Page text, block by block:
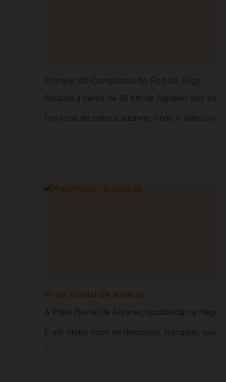
Parque de Campismo de Foz de Alge
Situado a cerca de 10 Km de Figueiró dos
Um local de beleza sublime, onde o silêncio
Praia Fluvial de Alvares
A Praia Fluvial de Alvares, localizada na
É um ótimo local de descanso, tranquilo, que
Possui uma extensa área relvada e tem